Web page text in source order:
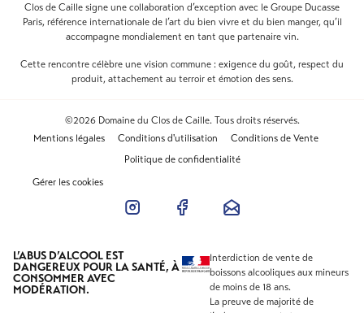
Clos de Caille signe une collaboration d’exception avec le Groupe Ducasse
Paris, référence internationale de l’art du bien vivre et du bien manger, qu’il
accompagne mondialement en tant que partenaire vin.
Cette rencontre célèbre une vision commune : exigence du goût, respect du
produit, attachement au terroir et émotion des sens.
©2026 Domaine du Clos de Caille. Tous droits réservés.
Mentions légales
Conditions d'utilisation
Conditions de Vente
Politique de confidentialité
Gérer les cookies
L’ABUS D’ALCOOL EST
DANGEREUX POUR LA SANTÉ, À
CONSOMMER AVEC
MODÉRATION.
Interdiction de vente de
boissons alcooliques aux mineurs
de moins de 18 ans.
La preuve de majorité de